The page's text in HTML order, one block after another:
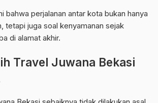
bahwa perjalanan antar kota bukan hanya
tetapi juga soal kenyamanan sejak
di alamat akhir.
Travel Juwana Bekasi